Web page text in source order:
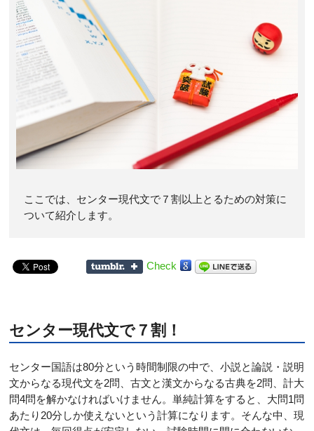
ここでは、センター現代文で７割以上とるための対策に
ついて紹介します。
Check
センター現代文で７割！
センター国語は80分という時間制限の中で、小説と論説・説明
文からなる現代文を2問、古文と漢文からなる古典を2問、計大
問4問を解かなければいけません。単純計算をすると、大問1問
あたり20分しか使えないという計算になります。そんな中、現